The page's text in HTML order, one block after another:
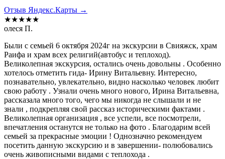
Отзыв Яндекс.Карты →
★★★★★
олеся П.
Были с семьей 6 октября 2024г на экскурсии в Свияжск, храм
Раифа и храм всех религий(автобус и теплоход).
Великолепная экскурсия, остались очень довольны . Особенно
хотелось отметить гида- Ирину Витальевну. Интересно,
познавательно, увлекательно, видно насколько человек любит
свою работу . Узнали очень много нового, Ирина Витальевна,
рассказала много того, чего мы никогда не слышали и не
знали , подкрепляя свой рассказ историческими фактами .
Великолепная организация , все успели, все посмотрели,
впечатления останутся не только на фото . Благодарим всей
семьей за прекрасные эмоции ! Однозначно рекомендуем
посетить данную экскурсию и в завершении- полюбовались
очень живописными видами с теплохода .